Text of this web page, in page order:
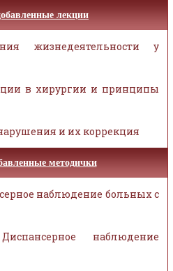
лекции
жизнедеятельности у
в хирургии и принципы
и их коррекция
методички
наблюдение больных с
наблюдение